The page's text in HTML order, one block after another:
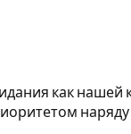
как нашей